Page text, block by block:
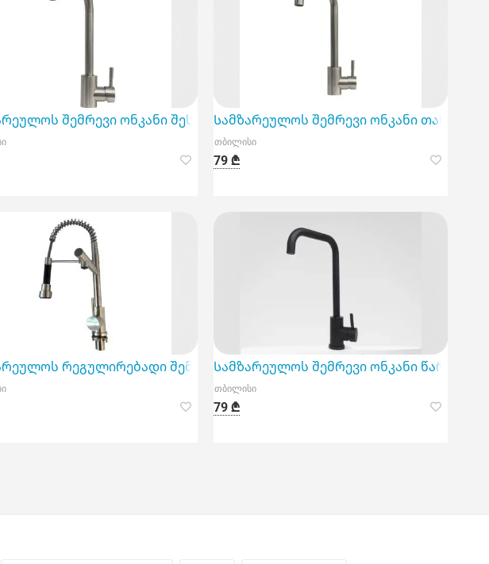
სანტექნიკური სისტემისთვის.
რეგულირებადი ფუნქციით
შემრევი ონკანი შესანიშნავი არჩევანია თანამედროვე
Სამზარეულოს შემრევი ონკანი
თბილისი
79 ₾
ნებისმიერი სამზარეულოსთვის
და თანამედროვე მოწყობილობა, რომელიც ხაზგასმით გამოირჩევა
რეგულირებადი შემრევი ონკანი არის თანამედროვე და
Სამზარეულოს შემრევი ონკანი
თბილისი
79 ₾